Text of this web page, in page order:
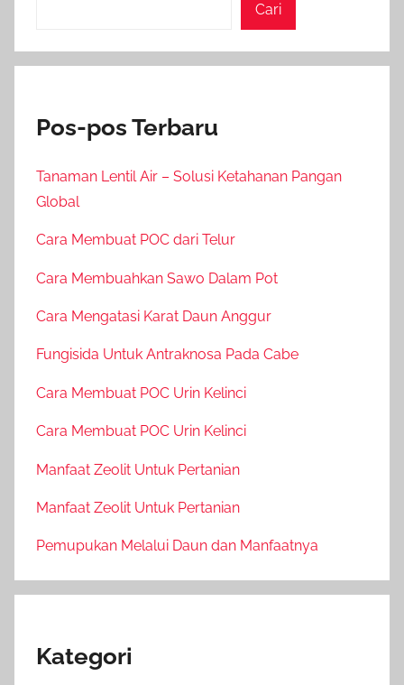
Cari
Pos-pos Terbaru
Tanaman Lentil Air – Solusi Ketahanan Pangan
Global
Cara Membuat POC dari Telur
Cara Membuahkan Sawo Dalam Pot
Cara Mengatasi Karat Daun Anggur
Fungisida Untuk Antraknosa Pada Cabe
Cara Membuat POC Urin Kelinci
Cara Membuat POC Urin Kelinci
Manfaat Zeolit Untuk Pertanian
Manfaat Zeolit Untuk Pertanian
Pemupukan Melalui Daun dan Manfaatnya
Kategori